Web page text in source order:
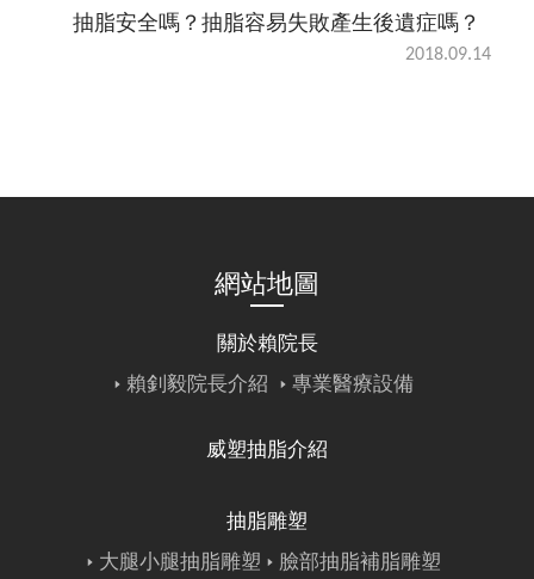
抽脂安全嗎？抽脂容易失敗產生後遺症嗎？
2018.09.14
網站地圖
關於賴院長
賴釗毅院長介紹
專業醫療設備
威塑抽脂介紹
抽脂雕塑
大腿小腿抽脂雕塑
臉部抽脂補脂雕塑